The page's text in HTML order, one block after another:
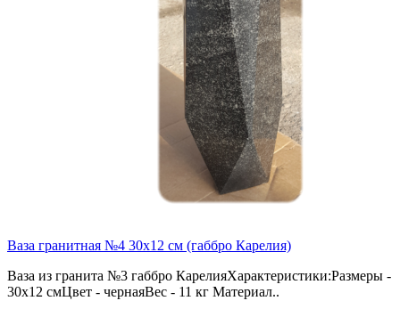
Ваза гранитная №4 30х12 см (габбро Карелия)
Ваза из гранита №3 габбро КарелияХарактеристики:Размеры -
30х12 смЦвет - чернаяВес - 11 кг Материал..